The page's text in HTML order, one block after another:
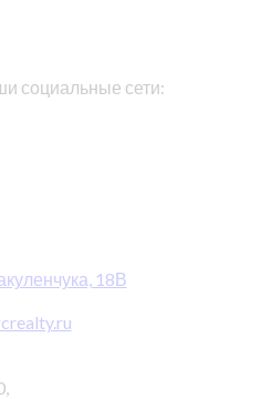
социальные сети:
18В